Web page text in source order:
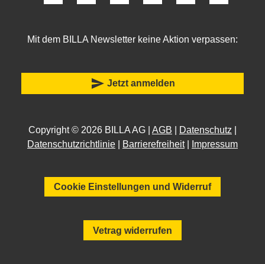
Mit dem BILLA Newsletter keine Aktion verpassen:
send Jetzt anmelden
Copyright © 2026 BILLA AG | AGB Datenschutz
Datenschutzrichtlinie
Barrierefreiheit| Impressum
Cookie Einstellungen und Widerruf
Vetrag widerrufen